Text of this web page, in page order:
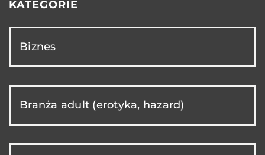
KATEGORIE
Biznes
Branża adult (erotyka, hazard)